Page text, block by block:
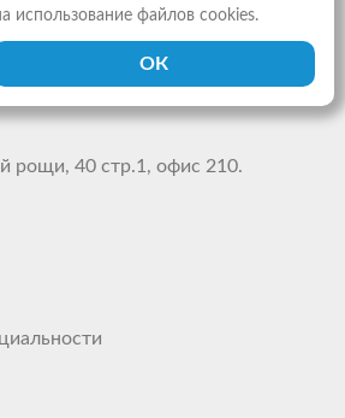
рощи, 40 стр.1, офис 210.
использование файлов cookies.